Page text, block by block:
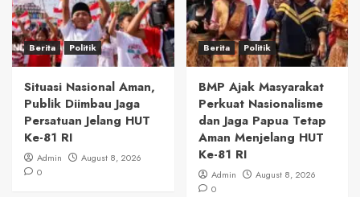
Berita Politik
Situasi Nasional Aman,
Publik Diimbau Jaga
Persatuan Jelang HUT
Ke-81 RI
Admin
August 8, 2026
0
Berita Politik
BMP Ajak Masyarakat
Perkuat Nasionalisme
dan Jaga Papua Tetap
Aman Menjelang HUT
Ke-81 RI
Admin
August 8, 2026
0